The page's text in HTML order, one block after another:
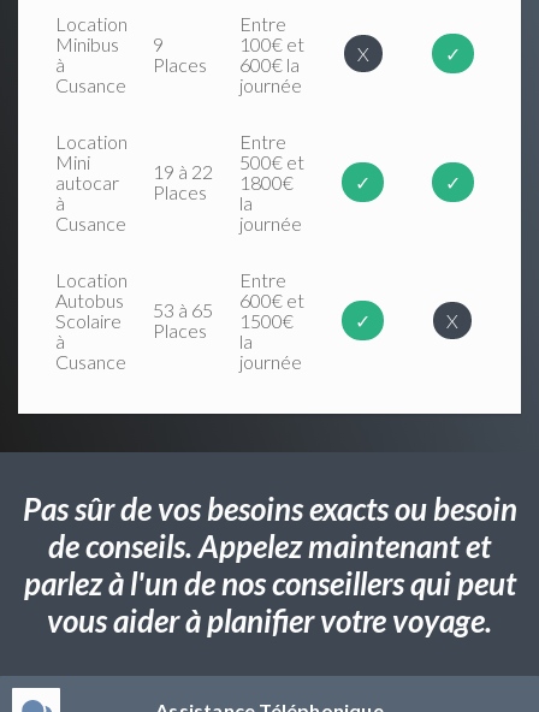
Location
Minibus
à
Cusance
9
Places
Entre
100€ et
600€ la
journée
X ✓
Location
Mini
autocar
à
Cusance
19 à 22
Places
Entre
500€ et
1800€
la
journée
✓ ✓
Location
Autobus
Scolaire
à
Cusance
53 à 65
Places
Entre
600€ et
1500€
la
journée
✓ X
Pas sûr de vos besoins exacts ou besoin
de conseils. Appelez maintenant et
parlez à l'un de nos conseillers qui peut
vous aider à planifier votre voyage.